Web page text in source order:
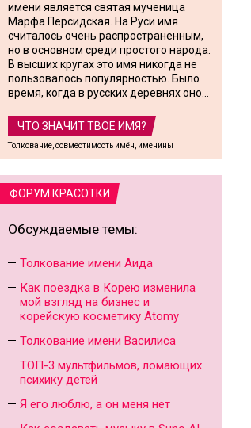
имени является святая мученица
Марфа Персидская. На Руси имя
считалось очень распространенным,
но в основном среди простого народа.
В высших кругах это имя никогда не
пользовалось популярностью. Было
время, когда в русских деревнях оно...
ЧТО ЗНАЧИТ ТВОЁ ИМЯ?
Толкование, совместимость имён, именины
ФОРУМ КРАСОТКИ
Обсуждаемые темы:
Толкование имени Аида
Как поездка в Корею изменила
мой взгляд на бизнес и
корейскую косметику Atomy
Толкование имени Василиса
ТОП-3 мультфильмов, ломающих
психику детей
Я его люблю, а он меня нет